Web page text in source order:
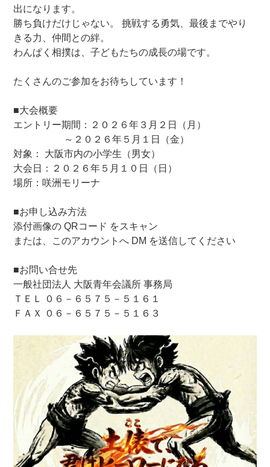
出になります。
勝ち負けだけじゃない。 挑戦する勇気、最後までやり
きる力、仲間との絆。
わんぱく相撲は、子どもたちの成長の場です。
たくさんのご参加をお待ちしています！
■大会概要
エントリー期間：２０２６年３月２日（月）
～２０２６年５月１日（金）
対象： 大阪市内の小学生（男女）
大会日：２０２６年５月１０日（日）
場所：咲洲モリーナ
■お申し込み方法
添付画像の QRコード をスキャン
または、このアカウントへ DM を送信してください
■お問い合せ先
一般社団法人 大阪青年会議所 事務局
ＴＥＬ ０６－６５７５－５１６１
ＦＡＸ ０６－６５７５－５１６３